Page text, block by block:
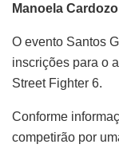
Manoela Cardozo
O evento Santos
inscrições para o
Street Fighter 6.
Conforme
competirão por